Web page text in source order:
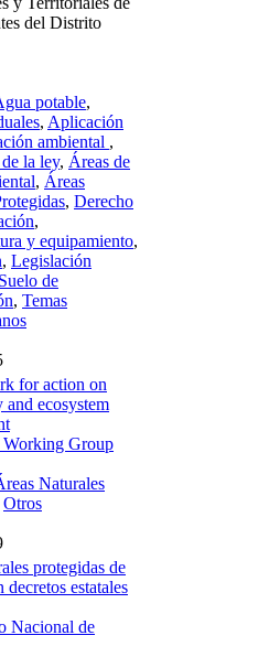
del Distrito
potable,
, Aplicación
ambiental ,
la ley, Áreas de
, Áreas
, Derecho
,
y equipamiento,
, Legislación
Suelo de
, Temas
for action on
ecosystem
Working Group
Naturales
Otros
protegidas de
estatales
Nacional de